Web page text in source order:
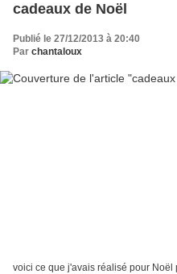
cadeaux de Noël
Publié le 27/12/2013 à 20:40
Par chantaloux
voici ce que j'avais réalisé pour Noël